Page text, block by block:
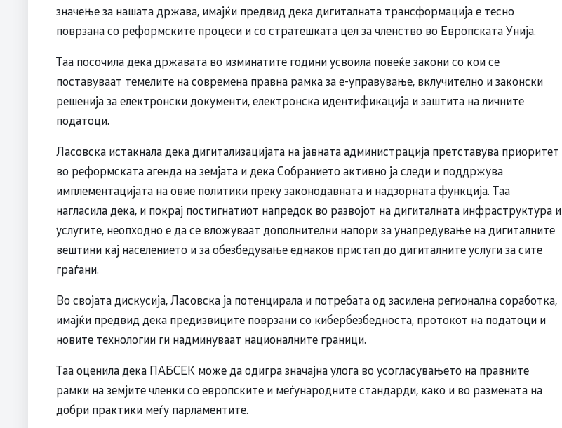
значење за нашата држава, имајќи предвид дека дигиталната трансформација е тесно
поврзана со реформските процеси и со стратешката цел за членство во Европската Унија.
Таа посочила дека државата во изминатите години усвоила повеќе закони со кои се
поставуваат темелите на современа правна рамка за е-управување, вклучително и законски
решенија за електронски документи, електронска идентификација и заштита на личните
податоци.
Ласовска истакнала дека дигитализацијата на јавната администрација претставува приоритет
во реформската агенда на земјата и дека Собранието активно ја следи и поддржува
имплементацијата на овие политики преку законодавната и надзорната функција. Таа
нагласила дека, и покрај постигнатиот напредок во развојот на дигиталната инфраструктура и
услугите, неопходно е да се вложуваат дополнителни напори за унапредување на дигиталните
вештини кај населението и за обезбедување еднаков пристап до дигиталните услуги за сите
граѓани.
Во својата дискусија, Ласовска ја потенцирала и потребата од засилена регионална соработка,
имајќи предвид дека предизвиците поврзани со кибербезбедноста, протокот на податоци и
новите технологии ги надминуваат националните граници.
Таа оценила дека ПАБСЕК може да одигра значајна улога во усогласувањето на правните
рамки на земјите членки со европските и меѓународните стандарди, како и во размената на
добри практики меѓу парламентите.